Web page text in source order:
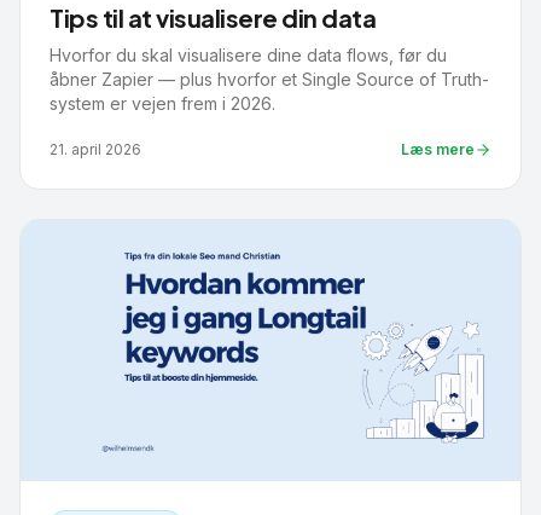
Tips til at visualisere din data
Hvorfor du skal visualisere dine data flows, før du
åbner Zapier — plus hvorfor et Single Source of Truth-
system er vejen frem i 2026.
21. april 2026 Læs mere